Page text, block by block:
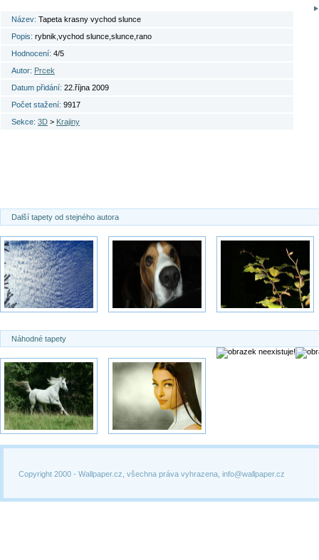
Název: Tapeta krasny vychod slunce
Popis: rybnik,vychod slunce,slunce,rano
Hodnocení: 4/5
Autor: Prcek
Datum přidání: 22.října 2009
Počet stažení: 9917
Sekce: 3D > Krajiny
Další tapety od stejného autora
Náhodné tapety
Copyright 2000 - Wallpaper.cz, všechna práva vyhrazena, info@wallpaper.cz